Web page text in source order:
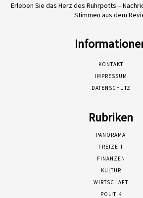
Erleben Sie das Herz des Ruhrpotts –
Stimmen aus dem
KONTAKT
IMPRESSUM
DATENSCHUTZ
Rubriken
PANORAMA
FREIZEIT
FINANZEN
KULTUR
WIRTSCHAFT
POLITIK